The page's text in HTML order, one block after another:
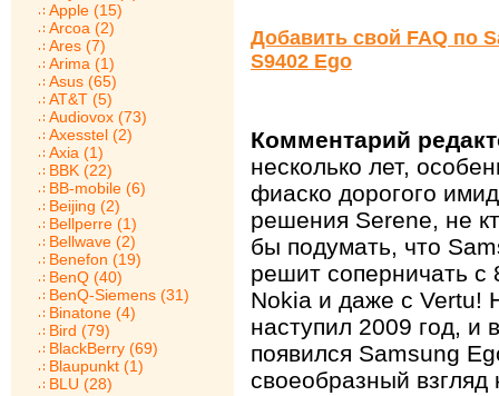
Apple (15)
Arcoa (2)
Ares (7)
Arima (1)
Asus (65)
AT&T (5)
Audiovox (73)
Axesstel (2)
Axia (1)
BBK (22)
BB-mobile (6)
Beijing (2)
Bellperre (1)
Bellwave (2)
Benefon (19)
BenQ (40)
BenQ-Siemens (31)
Binatone (4)
Bird (79)
BlackBerry (69)
Blaupunkt (1)
BLU (28)
Добавить свой FAQ по
S9402 Ego
Комментарий
несколько лет,
фиаско дорогого
решения Serene, не
бы подумать, что
решит соперничать с
Nokia и даже с Vertu!
наступил 2009 год, и
появился Samsung
своеобразный взгляд